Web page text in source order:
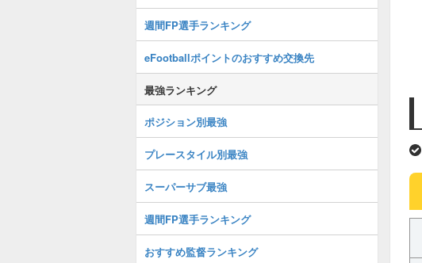
週間FP選手ランキング
eFootballポイントのおすすめ交換先
最強ランキング
ポジション別最強
プレースタイル別最強
スーパーサブ最強
週間FP選手ランキング
おすすめ監督ランキング